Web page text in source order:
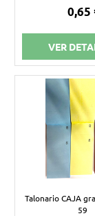
0,65
VER
Talonario CAJA
59